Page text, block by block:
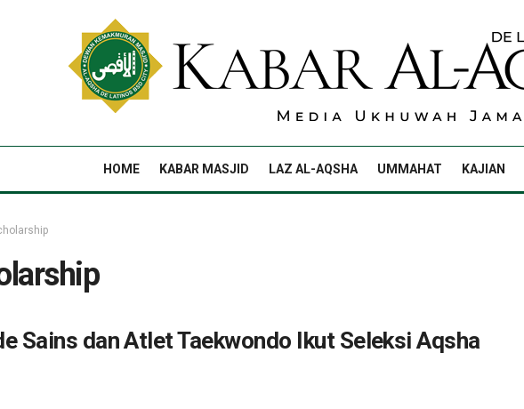
HOME KABAR MASJID LAZ AL-AQSHA UMMAHAT KAJIAN
Sains dan Atlet Taekwondo Ikut Seleksi Aqsha